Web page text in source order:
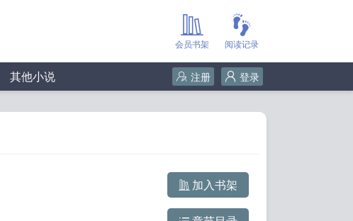
阅读记录
会员书架
其他小说 登录
注册
加入书架